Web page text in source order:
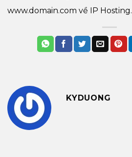
www.domain.com về IP Hosting.
KYDUONG